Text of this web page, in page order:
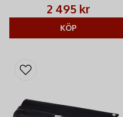
flexibelt blad som ger fint
resultat när du ska filéa fiske
2 495 kr
KÖP